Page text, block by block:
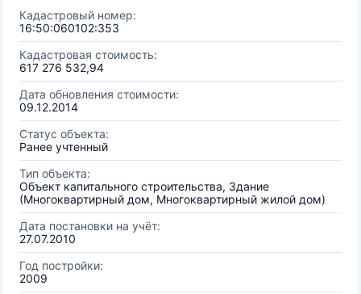
Кадастровый номер:
16:50:060102:353
Кадастровая стоимость:
617 276 532,94
Дата обновления стоимости:
09.12.2014
Статус объекта:
Ранее учтенный
Тип объекта:
Объект капитального строительства, Здание
(Многоквартирный дом, Многоквартирный жилой дом)
Дата постановки на учёт:
27.07.2010
Год постройки:
2009